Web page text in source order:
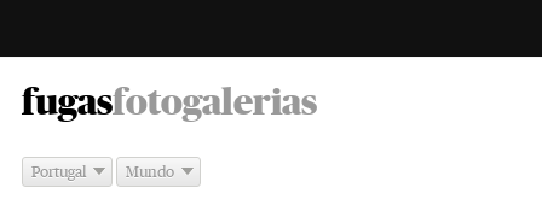
fugas -
fotogalerias
Portugal Mundo